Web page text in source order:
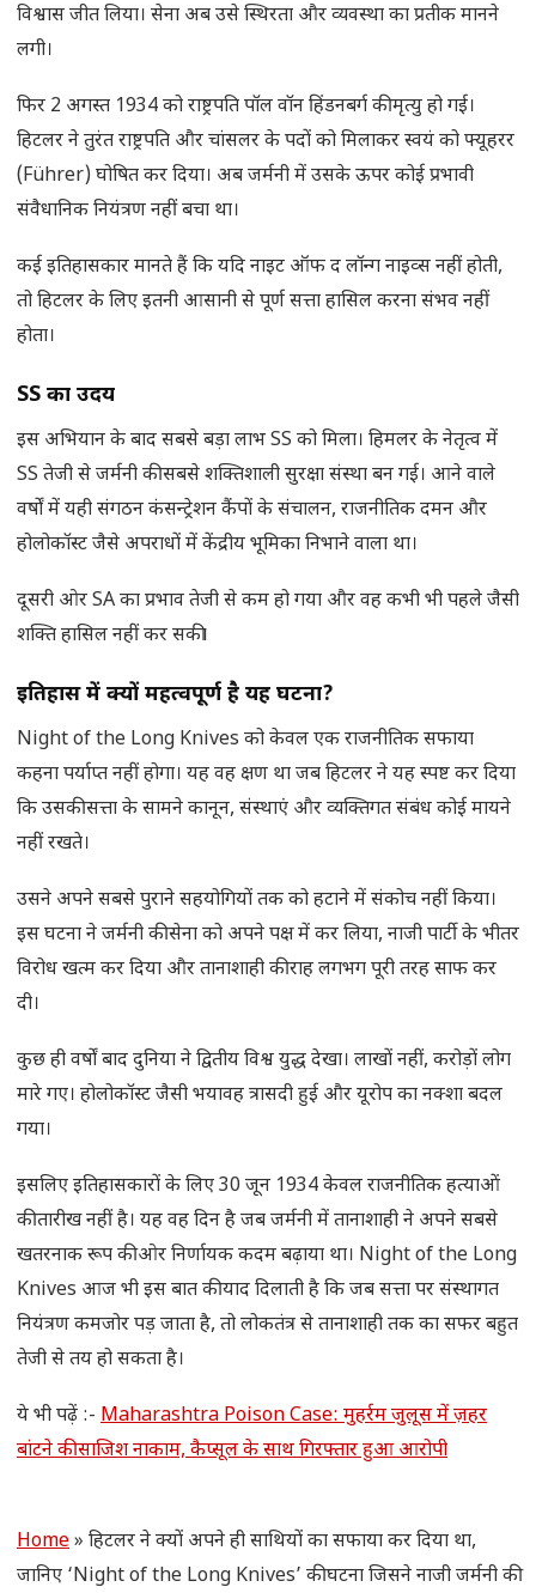
विश्वास जीत लिया। सेना अब उसे स्थिरता और व्यवस्था का प्रतीक मानने
लगी।
फिर 2 अगस्त 1934 को राष्ट्रपति पॉल वॉन हिंडनबर्ग की मृत्यु हो गई।
हिटलर ने तुरंत राष्ट्रपति और चांसलर के पदों को मिलाकर स्वयं को फ्यूहरर
(Führer) घोषित कर दिया। अब जर्मनी में उसके ऊपर कोई प्रभावी
संवैधानिक नियंत्रण नहीं बचा था।
कई इतिहासकार मानते हैं कि यदि नाइट ऑफ द लॉन्ग नाइव्स नहीं होती,
तो हिटलर के लिए इतनी आसानी से पूर्ण सत्ता हासिल करना संभव नहीं
होता।
SS का उदय
इस अभियान के बाद सबसे बड़ा लाभ SS को मिला। हिमलर के नेतृत्व में
SS तेजी से जर्मनी की सबसे शक्तिशाली सुरक्षा संस्था बन गई। आने वाले
वर्षों में यही संगठन कंसन्ट्रेशन कैंपों के संचालन, राजनीतिक दमन और
होलोकॉस्ट जैसे अपराधों में केंद्रीय भूमिका निभाने वाला था।
दूसरी ओर SA का प्रभाव तेजी से कम हो गया और वह कभी भी पहले जैसी
शक्ति हासिल नहीं कर सकी।
इतिहास में क्यों महत्वपूर्ण है यह घटना?
Night of the Long Knives को केवल एक राजनीतिक सफाया
कहना पर्याप्त नहीं होगा। यह वह क्षण था जब हिटलर ने यह स्पष्ट कर दिया
कि उसकी सत्ता के सामने कानून, संस्थाएं और व्यक्तिगत संबंध कोई मायने
नहीं रखते।
उसने अपने सबसे पुराने सहयोगियों तक को हटाने में संकोच नहीं किया।
इस घटना ने जर्मनी की सेना को अपने पक्ष में कर लिया, नाजी पार्टी के भीतर
विरोध खत्म कर दिया और तानाशाही की राह लगभग पूरी तरह साफ कर
दी।
कुछ ही वर्षों बाद दुनिया ने द्वितीय विश्व युद्ध देखा। लाखों नहीं, करोड़ों लोग
मारे गए। होलोकॉस्ट जैसी भयावह त्रासदी हुई और यूरोप का नक्शा बदल
गया।
इसलिए इतिहासकारों के लिए 30 जून 1934 केवल राजनीतिक हत्याओं
की तारीख नहीं है। यह वह दिन है जब जर्मनी में तानाशाही ने अपने सबसे
खतरनाक रूप की ओर निर्णायक कदम बढ़ाया था। Night of the Long
Knives आज भी इस बात की याद दिलाती है कि जब सत्ता पर संस्थागत
नियंत्रण कमजोर पड़ जाता है, तो लोकतंत्र से तानाशाही तक का सफर बहुत
तेजी से तय हो सकता है।
ये भी पढ़ें :- Maharashtra Poison Case: मुहर्रम जुलूस में ज़हर
बांटने की साजिश नाकाम, कैप्सूल के साथ गिरफ्तार हुआ आरोपी
Home» हिटलर ने क्यों अपने ही साथियों का सफाया कर दिया था,
जानिए ‘Night of the Long Knives’ की घटना जिसने नाजी जर्मनी की